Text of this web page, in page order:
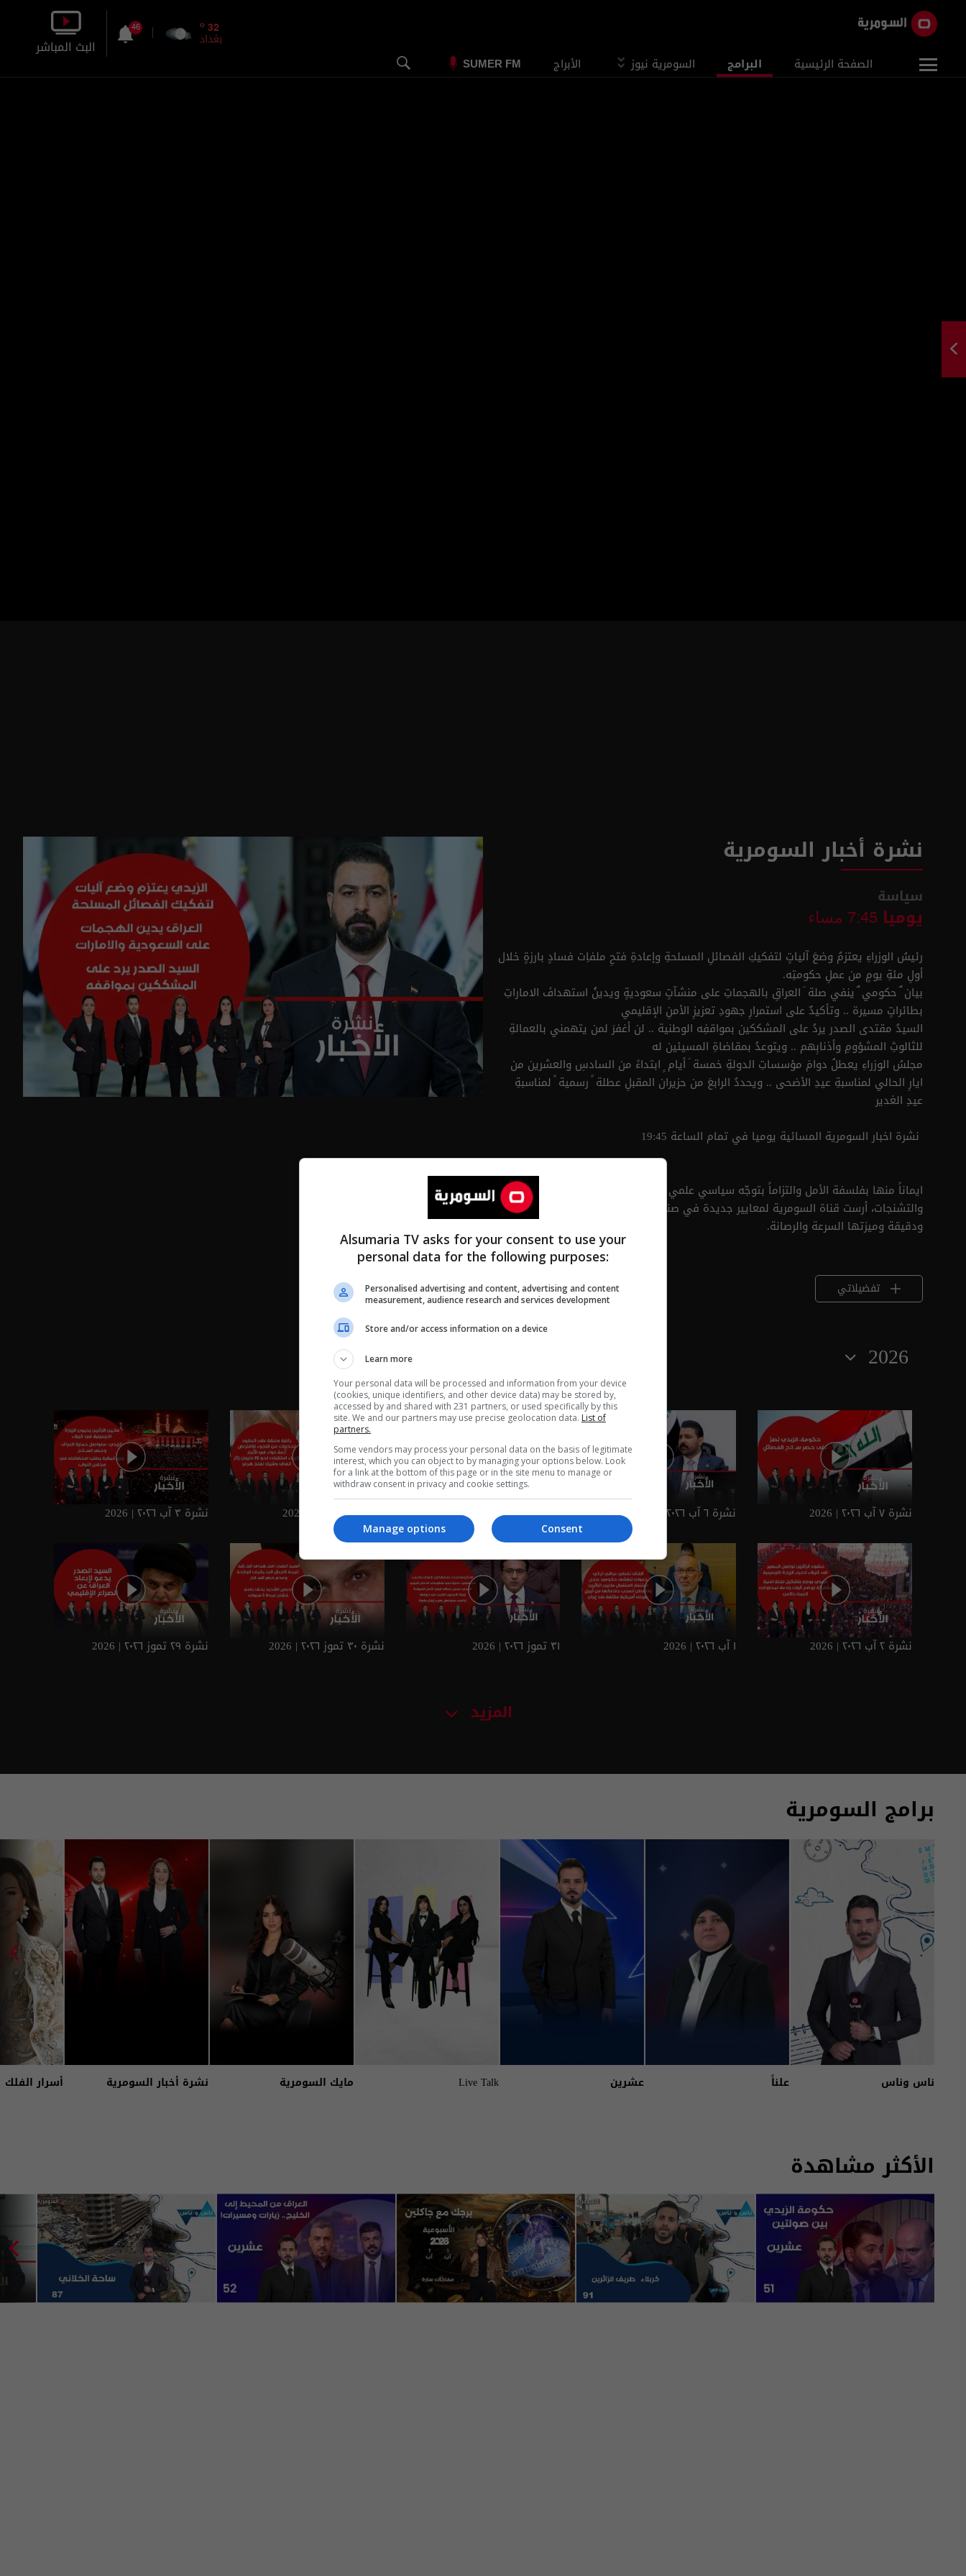
الصفحة الرئيسية البرامج السومرية نيوز الأبراج SUMER FM
32
o
بغداد
46
البث المباشر
نشرة أخبار السومرية
سياسة
يوميا 7:45 مساء
رئيسُ الوزراءِ يعتزمُ وضعَ آلياتٍ لتفكيكِ الفصائلِ المسلحةِ وإعادةِ فتحِ ملفاِت فسادٍ بارزةٍ خلال
أولِ مئةِ يومٍ من عملِ حكومتِه.
بيان ٌ حكومي ٌ ينفي صلة َ العراقِ بالهجماتِ على منشآتٍ سعوديةٍ ويدينُ استهدافَ الاماراتِ
بطائراتٍ مسيرة .. وتأكيدٌ على استمرارِ جهودِ تعزيزِ الأمنِ الإقليمي
السيدُ مقتدى الصدر يردُ على المشككين بمواقفِه الوطنية .. لن أغفرَ لمن يتهمني بالعمالةِ
للثالوثِ المشؤومِ وأذنابِهم .. ويتوعدُ بمقاضاةِ المسيئين له
مجلسُ الوزراءِ يعطلُ دوامَ مؤسساتِ الدولةِ خمسة َ أيام ٍ ابتداءً من السادسِ والعشرين من
ايارِ الحالي لمناسبةِ عيدِ الأضحى .. ويحددُ الرابعَ من حزيران المقبلِ عطلة ً رسمية ً لمناسبةِ
عيدِ الغدير
نشرة اخبار السومرية المسائية يوميا في تمام الساعة 19:45
ايماناً منها بفلسفة الأمل والتزاماً بتوجّه سياسي علمي موضوعي بعيد عن المهاترات
والتشنجات، أرست قناة السومرية لمعايير جديدة في صناعة الخبر قوامها أنباء موثوقة
ودقيقة وميزتها السرعة والرصانة.
تفضيلاتي
2026
نشرة ٧ آب ٢٠٢٦ | 2026 نشرة ٦ آب ٢٠٢٦ | 2026 نشرة ٥ آب ٢٠٢٦ | 2026 نشرة ٤ آب ٢٠٢٦ | 2026 نشرة ٣ آب ٢٠٢٦ | 2026
نشرة ٢ آب ٢٠٢٦ | 2026 ١ آب ٢٠٢٦ | 2026 ٣١ تموز ٢٠٢٦ | 2026 نشرة ٣٠ تموز ٢٠٢٦ | 2026 نشرة ٢٩ تموز ٢٠٢٦ | 2026
المزيد
برامج السومرية
ناس وناس علناً عشرين Live Talk مايك السومرية نشرة أخبار السومرية أسرار الفلك
الأكثر مشاهدة
Alsumaria TV asks for your consent to use your
personal data for the following purposes:
Personalised advertising and content, advertising and content
measurement, audience research and services development
Store and/or access information on a device
Learn more
Your personal data will be processed and information from your device
(cookies, unique identifiers, and other device data) may be stored by,
accessed by and shared with 231 partners, or used specifically by this
site. We and our partners may use precise geolocation data. List of
partners.
Some vendors may process your personal data on the basis of legitimate
interest, which you can object to by managing your options below. Look
for a link at the bottom of this page or in the site menu to manage or
withdraw consent in privacy and cookie settings.
Consent
Manage options